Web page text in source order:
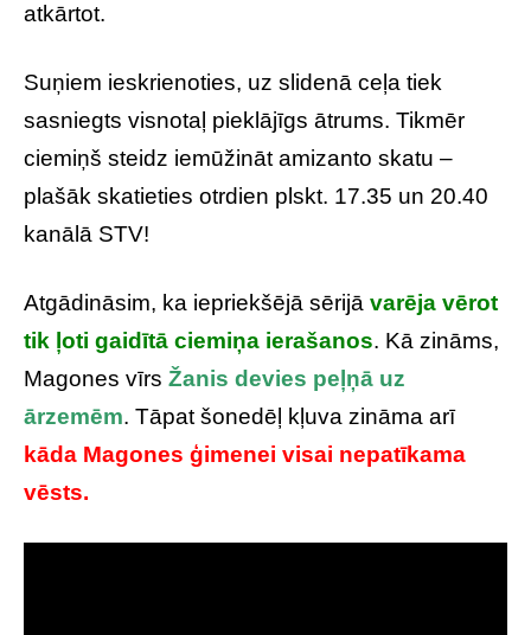
atkārtot.
Suņiem ieskrienoties, uz slidenā ceļa tiek
sasniegts visnotaļ pieklājīgs ātrums. Tikmēr
ciemiņš steidz iemūžināt amizanto skatu –
plašāk skatieties otrdien plskt. 17.35 un 20.40
kanālā STV!
Atgādināsim, ka iepriekšējā sērijā varēja vērot
tik ļoti gaidītā ciemiņa ierašanos. Kā zināms,
Magones vīrs Žanis devies peļņā uz
ārzemēm. Tāpat šonedēļ kļuva zināma arī
kāda Magones ģimenei visai nepatīkama
vēsts.